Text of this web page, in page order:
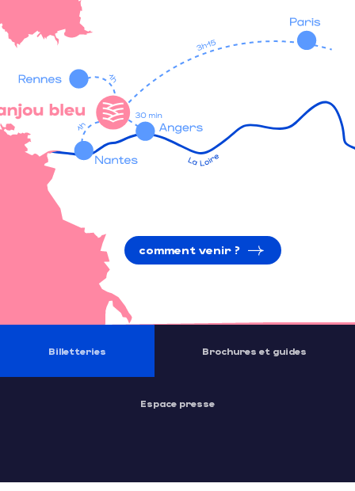
comment venir ?
Billetteries Brochures et guides
Espace presse